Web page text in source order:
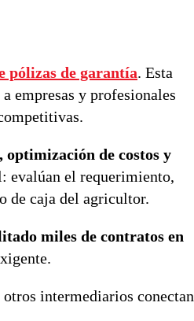
pólizas de garantía. Esta
a empresas y profesionales
optimización de costos y
evalúan el requerimiento,
de caja del agricultor.
miles de contratos en
otros intermediarios conectan